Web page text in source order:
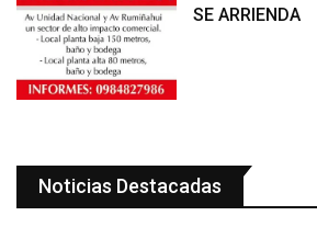
SE ARRIENDA
Noticias Destacadas